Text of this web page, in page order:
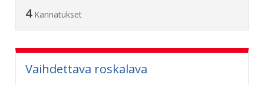
4 Kannatukset
Vaihdettava roskalava